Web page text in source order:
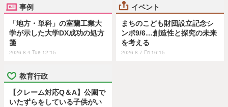
事例
「地方・単科」の室蘭工業大
学が示した大学DX成功の処方
箋
2026.8.4 Tue 12:15
イベント
まちのこども財団設立記念シ
ンポ9/6…創造性と探究の未来
を考える
2026.8.7 Fri 16:15
教育行政
【クレーム対応Q＆A】公園で
いたずらをしている子供がい